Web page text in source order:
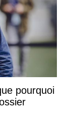
pourquoi